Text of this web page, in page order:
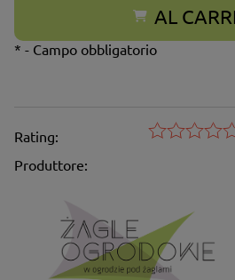
AL
* - Campo obbligatorio
Rating:
Produttore: